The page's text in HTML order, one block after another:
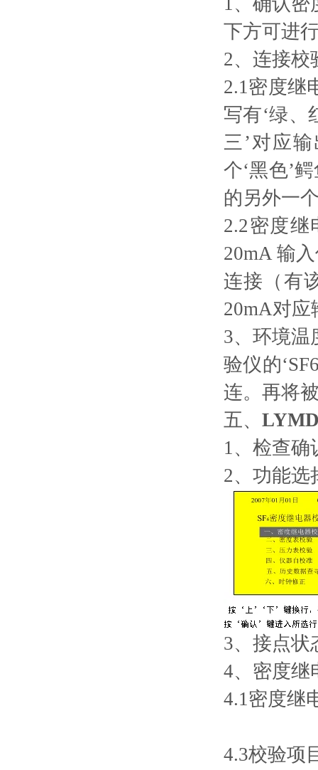
下方可进
2、连接校
2.1密度继
写有‘绿、
三’对应
个‘黑色’
的另外一
2.2密度
20mA 输
连接（有
20mA对
3、环境温
验仪的
连。再将
五、
1、检查确
2、功能选
3、接点状
4、密度继
4.1密度
4.3校验项